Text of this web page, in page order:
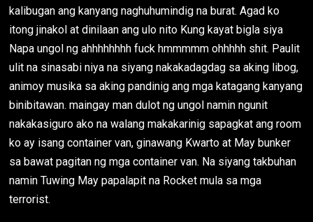
kalibugan ang kanyang naghuhumindig na burat. Agad ko
itong jinakol at dinilaan ang ulo nito Kung kayat bigla siya
Napa ungol ng ahhhhhhhh fuck hmmmmm ohhhhh shit. Paulit
ulit na sinasabi niya na siyang nakakadagdag sa aking libog,
animoy musika sa aking pandinig ang mga katagang kanyang
binibitawan. maingay man dulot ng ungol namin ngunit
nakakasiguro ako na walang makakarinig sapagkat ang room
ko ay isang container van, ginawang Kwarto at May bunker
sa bawat pagitan ng mga container van. Na siyang takbuhan
namin Tuwing May papalapit na Rocket mula sa mga
terrorist.